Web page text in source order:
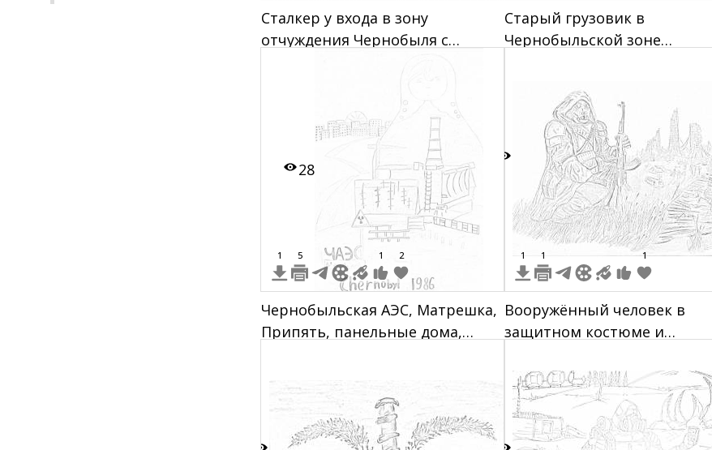
Сталкер у входа в зону
отчуждения Чернобыля с
Старый грузовик в
Чернобыльской зоне
28
1 5 1 2
Чернобыльская АЭС, Матрешка,
Припять, панельные дома,
1 1 1
Вооружённый человек в
защитном костюме и
заброшенной зоны с
разрушенными зданиями и
лесом